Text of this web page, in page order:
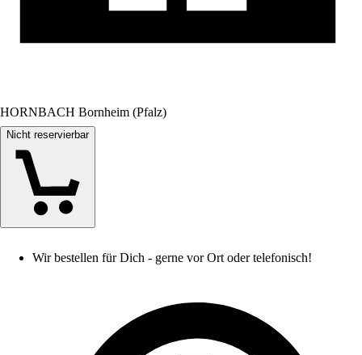
HORNBACH Bornheim (Pfalz)
Nicht reservierbar
Wir bestellen für Dich - gerne vor Ort oder telefonisch!